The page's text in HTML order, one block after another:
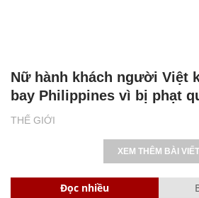
THẾ GIỚI
Nữ hành khách người Việt
bay Philippines vì bị phạt
XEM THÊM BÀI VIẾT
Đọc nhiều